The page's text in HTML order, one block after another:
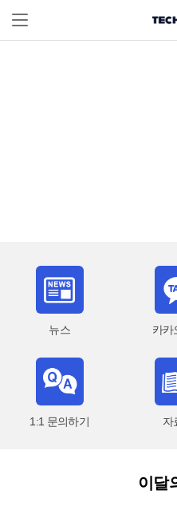
뉴스 카카
1:1 문의하기 자
이달